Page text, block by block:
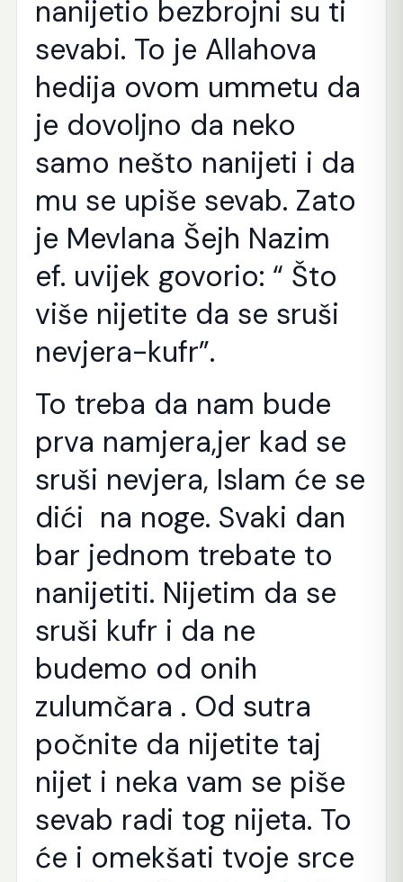
nanijetio bezbrojni su ti
sevabi. To je Allahova
hedija ovom ummetu da
je dovoljno da neko
samo nešto nanijeti i da
mu se upiše sevab. Zato
je Mevlana Šejh Nazim
ef. uvijek govorio: “ Što
više nijetite da se sruši
nevjera-kufr”.
To treba da nam bude
prva namjera,jer kad se
sruši nevjera, Islam će se
dići na noge. Svaki dan
bar jednom trebate to
nanijetiti. Nijetim da se
sruši kufr i da ne
budemo od onih
zulumčara . Od sutra
počnite da nijetite taj
nijet i neka vam se piše
sevab radi tog nijeta. To
će i omekšati tvoje srce